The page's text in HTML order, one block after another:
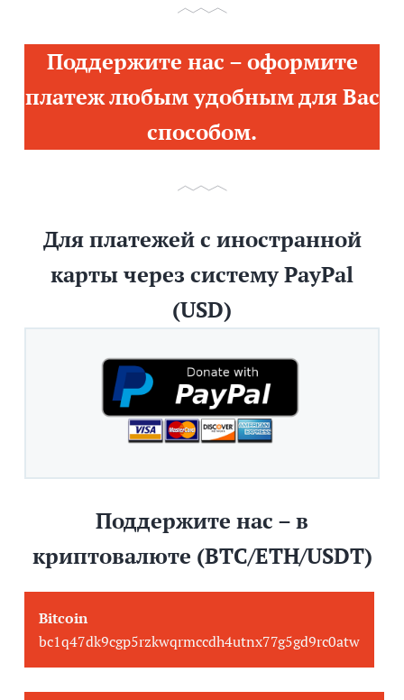
Поддержите нас – оформите
платеж любым удобным для Вас
способом.
Для платежей с иностранной
карты через систему PayPal
(USD)
Поддержите нас – в
криптовалюте (BTC/ETH/USDT)
Bitcoin
bc1q47dk9cgp5rzkwqrmccdh4utnx77g5gd9rc0atw